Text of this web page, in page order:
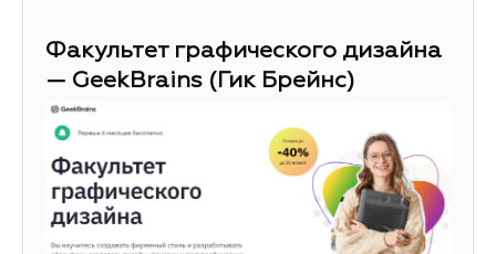
Факультет графического дизайна
— GeekBrains (Гик Брейнс)